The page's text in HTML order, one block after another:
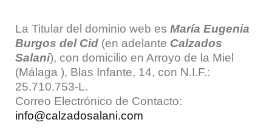
La Titular del dominio web es María Eugenia
Burgos del Cid (en adelante Calzados
Salani), con domicilio en Arroyo de la Miel
(Málaga ), Blas Infante, 14, con N.I.F.:
25.710.753-L.
Correo Electrónico de Contacto:
info@calzadosalani.com